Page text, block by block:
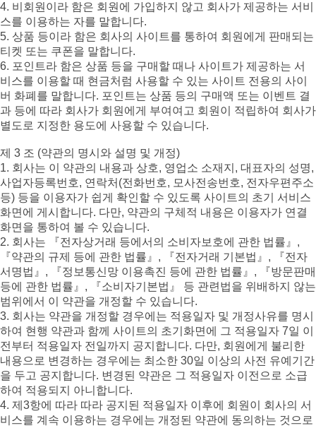
4. 비회원이라 함은 회원에 가입하지 않고 회사가 제공하는 서비
스를 이용하는 자를 말합니다.
5. 상품 등이라 함은 회사의 사이트를 통하여 회원에게 판매되는
티켓 또는 쿠폰을 말합니다.
6. 포인트라 함은 상품 등을 구매할 때나 사이트가 제공하는 서
비스를 이용할 때 현금처럼 사용할 수 있는 사이트 전용의 사이
버 화폐를 말합니다. 포인트는 상품 등의 구매액 또는 이벤트 결
과 등에 따라 회사가 회원에게 부여여고 회원이 적립하여 회사가
별도로 지정한 용도에 사용할 수 있습니다.
제 3 조 (약관의 명시와 설명 및 개정)
1. 회사는 이 약관의 내용과 상호, 영업소 소재지, 대표자의 성명,
사업자등록번호, 연락처(전화번호, 모사전송번호, 전자우편주소
등) 등을 이용자가 쉽게 확인할 수 있도록 사이트의 초기 서비스
화면에 게시합니다. 다만, 약관의 구체적 내용은 이용자가 연결
화면을 통하여 볼 수 있습니다.
2. 회사는 『전자상거래 등에서의 소비자보호에 관한 법률』,
『약관의 규제 등에 관한 법률』, 『전자거래 기본법』, 『전자
서명법』, 『정보통신망 이용촉진 등에 관한 법률』, 『방문판매
등에 관한 법률』, 『소비자기본법』 등 관련법을 위배하지 않는
범위에서 이 약관을 개정할 수 있습니다.
3. 회사는 약관을 개정할 경우에는 적용일자 및 개정사유를 명시
하여 현행 약관과 함께 사이트의 초기화면에 그 적용일자 7일 이
전부터 적용일자 전일까지 공지합니다. 다만, 회원에게 불리한
내용으로 변경하는 경우에는 최소한 30일 이상의 사전 유예기간
을 두고 공지합니다. 변경된 약관은 그 적용일자 이전으로 소급
하여 적용되지 아니합니다.
4. 제3항에 따라 따라 공지된 적용일자 이후에 회원이 회사의 서
비스를 계속 이용하는 경우에는 개정된 약관에 동의하는 것으로